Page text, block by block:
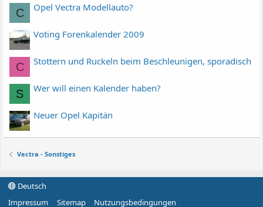
C Opel Vectra Modellauto?
Voting Forenkalender 2009
C Stottern und Ruckeln beim Beschleunigen, sporadisch
S Wer will einen Kalender haben?
Neuer Opel Kapitän
Vectra - Sonstiges
Deutsch
Impressum
Sitemap Nutzungsbedingungen